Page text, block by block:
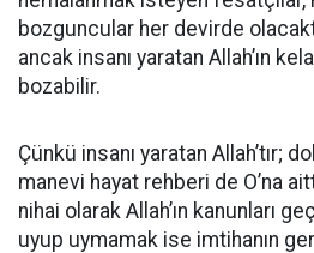
bozguncular her devirde
ancak insanı yaratan Allah’ın
bozabilir.
​Çünkü insanı yaratan Allah’tır;
manevi hayat rehberi de O’na
nihai olarak Allah’ın kanunları
uyup uymamak ise imtihanın